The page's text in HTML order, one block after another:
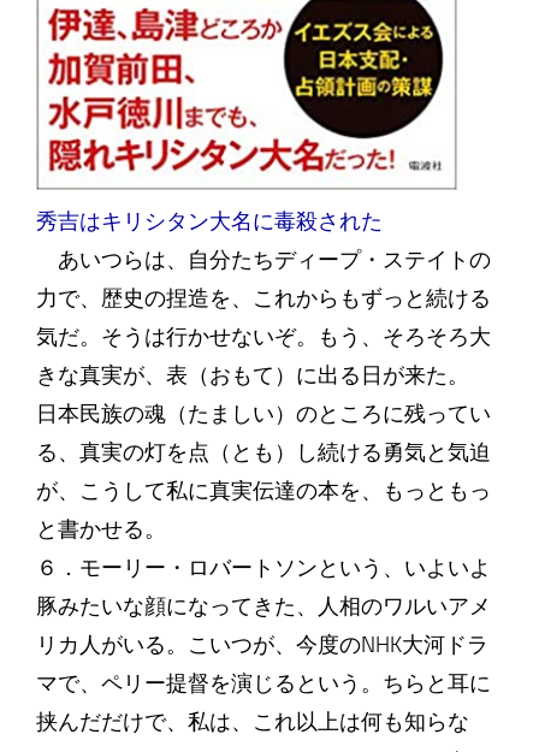
秀吉はキリシタン大名に毒殺された
あいつらは、自分たちディープ・ステイトの
力で、歴史の捏造を、これからもずっと続ける
気だ。そうは行かせないぞ。もう、そろそろ大
きな真実が、表（おもて）に出る日が来た。
日本民族の魂（たましい）のところに残ってい
る、真実の灯を点（とも）し続ける勇気と気迫
が、こうして私に真実伝達の本を、もっともっ
と書かせる。
６．モーリー・ロバートソンという、いよいよ
豚みたいな顔になってきた、人相のワルいアメ
リカ人がいる。こいつが、今度のNHK大河ドラ
マで、ペリー提督を演じるという。ちらと耳に
挟んだだけで、私は、これ以上は何も知らな